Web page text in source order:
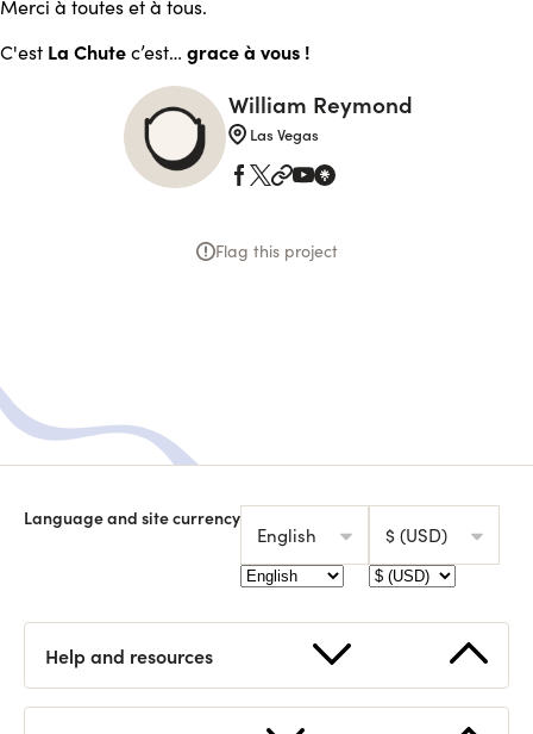
Merci à toutes et à tous.
C'est La Chutec’est… grace à vous !
William Reymond
Las Vegas
Flag this project
Language and site currency
English $ (USD)
Help and resources